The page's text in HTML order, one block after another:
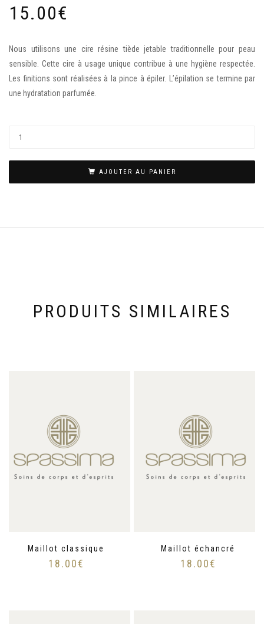
15.00€
Nous utilisons une cire résine tiède jetable traditionnelle pour peau
sensible. Cette cire à usage unique contribue à une hygiène respectée.
Les finitions sont réalisées à la pince à épiler. L’épilation se termine par
une hydratation parfumée.
AJOUTER AU PANIER
PRODUITS SIMILAIRES
Maillot classique
18.00€
Maillot échancré
18.00€